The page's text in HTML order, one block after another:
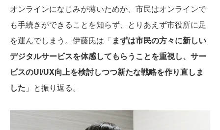
オンラインになじみが薄いためか、市民はオンラインで
も手続きができることを知らず、とりあえず市役所に足
を運んでしまう。伊藤氏は「まずは市民の方々に新しい
デジタルサービスを体感してもらうことを重視し、サー
ビスのUI/UX向上を検討しつつ新たな戦略を作り直しま
した 」と振り返る。